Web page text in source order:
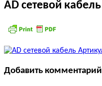
AD сетевой кабель
Добавить комментарий